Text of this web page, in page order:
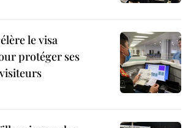
le visa
protéger ses